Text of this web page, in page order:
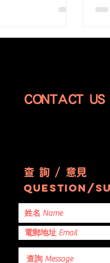
想法一直留在我心
們需要一張帆。
要一艘船。 這代
的預備——建立自
力、培養準備好的
機會打好基礎。
人。真正有意義的機
己一個人抓住的。
帆。預備和同行者
，我們需要行動
回應、留意環境，也
停
共
CONTACT US
查 詢 / 意見
question/